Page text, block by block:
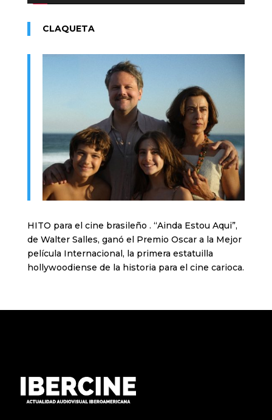
CLAQUETA
HITO para el cine brasileño . “Ainda Estou Aqui”,
de Walter Salles, ganó el Premio Oscar a la Mejor
película Internacional, la primera estatuilla
hollywoodiense de la historia para el cine carioca.